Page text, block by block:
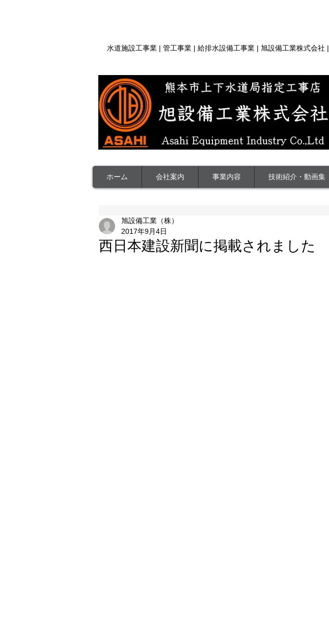
​水道施設工事業 | 管工事業 | 給排水設備工事業 | 旭設備工業株式会社 |
ホーム 会社案内 事業内容 技術紹介・動画集
西日本建設新聞に掲載されました
旭設備工業（株）
2017年9月4日